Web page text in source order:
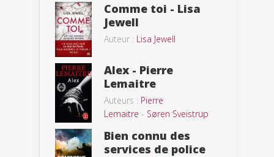
Comme toi - Lisa
Jewell
Auteur : Lisa Jewell
Alex - Pierre
Lemaitre
Auteurs : Pierre
Lemaitre - Søren Sveistrup
Bien connu des
services de police